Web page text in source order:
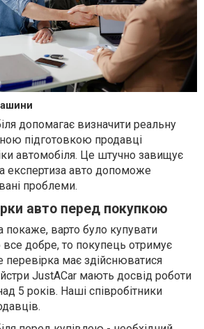
допомагає визначити реальну
підготовкою продавці
автомобіля. Це штучно завищує
експертиза авто допоможе
проблеми.
авто перед покупкою
покаже, варто було купувати
добре, то покупець отримує
перевірка має здійснюватися
JustACar мають досвід роботи
5 років. Наші співробітники